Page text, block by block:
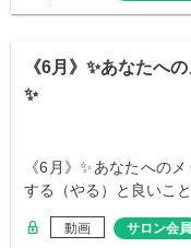
《6月》✨あなたへ
✨
《6月》✨あなたへの
する（やる）と良いこ
動画 サロン会